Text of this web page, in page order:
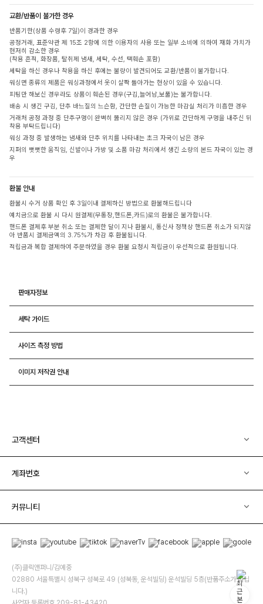
교환/반품이 불가한 경우
반품기한(상품 수령후 7일)이 경과한 경우
공정거래, 표준약관 제 15조 2항에 의한 이용자의 사용 또는 일부 소비에 의하여 재화 가치가
현저히 감소한 경우
(착용 흔적, 화장품, 탈취제 냄새, 세탁, 수선, 택훼손 포함)
세탁을 하신 경우나 착용을 하신 후에는 불량이 발견되어도 교환/반품이 불가합니다.
워싱면 종류의 제품은 워싱과정에서 옷이 살짝 돌아가는 현상이 있을 수 있습니다.
피팅만 해보신 경우라도 상품이 훼손된 경우(구김,늘어남,보풀)는 불가합니다.
배송 시 생긴 구김, 단추 바느질의 느슨함, 간단한 손질이 가능한 마감실 처리가 미흡한 경우
거래처 공정 과정 중 단추구멍이 완벽히 뚫리지 않은 경우 (가위로 간단하게 구멍을 내주신 뒤
착용 부탁드립니다)
워싱 과정 중 발생하는 냄새와 단추 위치를 나타내는 초크 자국이 남은 경우
지퍼의 뻣뻣한 움직임, 신발이나 가방 및 소품 마감 처리에서 생긴 소량의 본드 자국이 있는 경
우
환불 안내
환불시 수거 상품 확인 후 3일이내 결제하신 방법으로 환불해드립니다
예치금으로 환불 시 다시 원결제(무통장,핸드폰,카드)로의 환불은 불가합니다.
핸드폰 결제후 부분 취소 또는 결제한 달이 지나 환불시, 통신사 정책상 핸드폰 취소가 되지않
아 반품시 결제금액의 3.75%가 차감 후 환불됩니다.
적립금과 복합 결제하여 주문하였을 경우 환불 요청시 적립금이 우선적으로 환원됩니다.
판매자정보
세탁 가이드
사이즈 측정 방법
이미지 저작권 안내
고객센터
계좌번호
커뮤니티
(주)클릭앤퍼니/김예중
02880 서울특별시 성북구 성북로 49 (성북동, 운석빌딩) 운석빌딩 5층(반품주소가 아닙
니다.)